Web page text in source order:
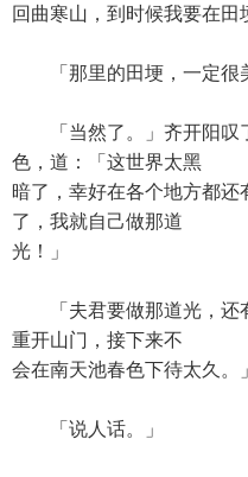
回曲寒山，到时候我要在田
「那里的田埂，一定很
「当然了。」齐开阳叹
色，道：「这世界太黑
暗了，幸好在各个地方都
了，我就自己做那道
光！」
「夫君要做那道光，还
重开山门，接下来不
会在南天池春色下待太久。」
「说人话。」